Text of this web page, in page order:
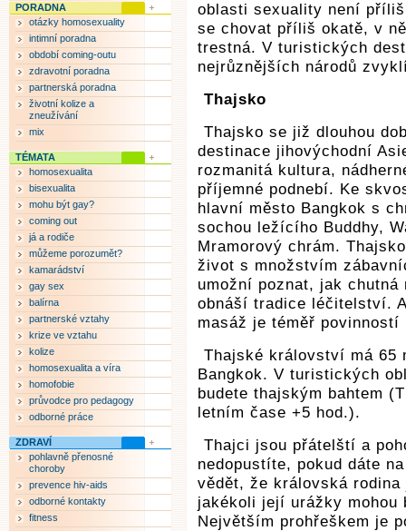
oblasti sexuality není
se chovat příliš okatě, v
trestná. V turistických
nejrůznějších národů
Thajsko
Thajsko se již dlouhou
destinace jihovýchodní
rozmanitá kultura,
příjemné podnebí. Ke
hlavní město Bangkok s
sochou ležícího Buddhy,
Mramorový chrám.
život s množstvím
umožní poznat, jak
obnáší tradice léčitelství.
masáž je téměř
Thajské království má 65
Bangkok. V turistických
budete thajským bahtem
letním čase +5 hod.).
Thajci jsou přátelští a
nedopustíte, pokud dáte
vědět, že královská
jakékoli její urážky
Největším prohřeškem je
PORADNA
otázky homosexuality
intimní poradna
období coming-outu
zdravotní poradna
partnerská poradna
životní kolize a
zneužívání
mix
TÉMATA
homosexualita
bisexualita
mohu být gay?
coming out
já a rodiče
můžeme porozumět?
kamarádství
gay sex
balírna
partnerské vztahy
krize ve vztahu
kolize
homosexualita a víra
homofobie
průvodce pro pedagogy
odborné práce
ZDRAVÍ
pohlavně přenosné
choroby
prevence hiv-aids
odborné kontakty
fitness